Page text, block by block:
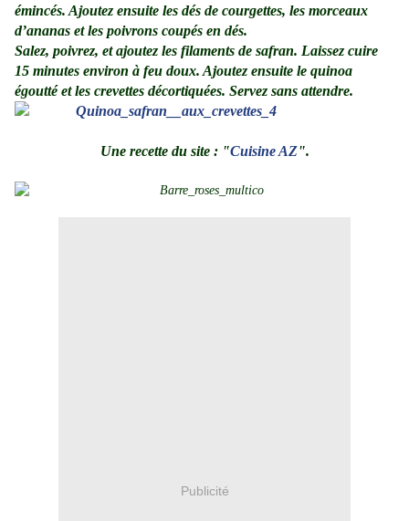
émincés. Ajoutez ensuite les dés de courgettes, les morceaux
d’ananas et les poivrons coupés en dés.
Salez, poivrez, et ajoutez les filaments de safran. Laissez cuire
15 minutes environ à feu doux. Ajoutez ensuite le quinoa
égoutté et les crevettes décortiquées. Servez sans attendre.
Une recette du site : "Cuisine AZ".
Publicité